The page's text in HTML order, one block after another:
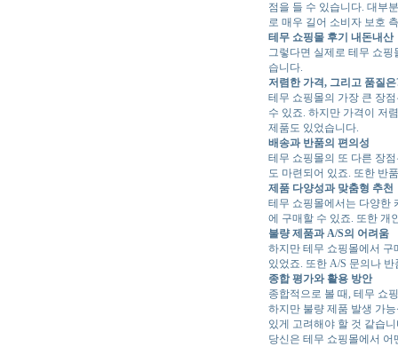
점을 들 수 있습니다. 대부
로 매우 길어 소비자 보호
테무 쇼핑몰 후기 내돈내산
그렇다면 실제로 테무 쇼
습니다.
저렴한 가격, 그리고 품질은
테무 쇼핑몰의 가장 큰 장
수 있죠. 하지만 가격이 저
제품도 있었습니다.
배송과 반품의 편의성
테무 쇼핑몰의 또 다른 장
도 마련되어 있죠. 또한 반
제품 다양성과 맞춤형 추천
테무 쇼핑몰에서는 다양한
에 구매할 수 있죠. 또한 개
불량 제품과 A/S의 어려움
하지만 테무 쇼핑몰에서
있었죠. 또한 A/S 문의나
종합 평가와 활용 방안
종합적으로 볼 때, 테무 쇼
하지만 불량 제품 발생 가
있게 고려해야 할 것 같습
당신은 테무 쇼핑몰에서